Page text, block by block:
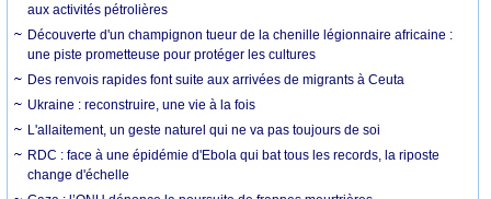
aux activités pétrolières
Découverte d'un champignon tueur de la chenille légionnaire africaine :
une piste prometteuse pour protéger les cultures
Des renvois rapides font suite aux arrivées de migrants à Ceuta
Ukraine : reconstruire, une vie à la fois
L'allaitement, un geste naturel qui ne va pas toujours de soi
RDC : face à une épidémie d'Ebola qui bat tous les records, la riposte
change d'échelle